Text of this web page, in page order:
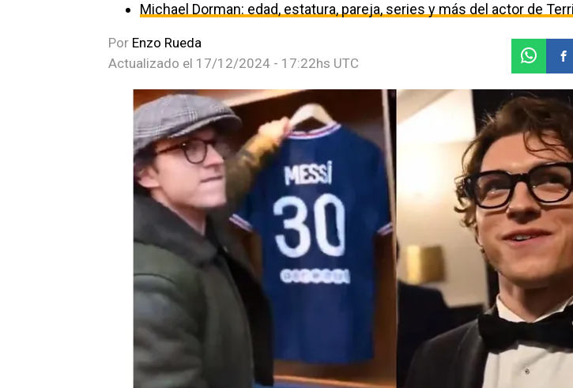
Michael Dorman: edad, estatura, pareja, series y más del actor de
Por Enzo Rueda
Actualizado el 17/12/2024 - 17:22hs UTC